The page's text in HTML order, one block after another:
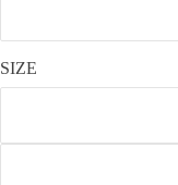
SIZE